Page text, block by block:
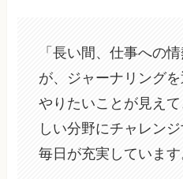
「長い間、仕事への
が、ジャーナリング
やりたいことが見え
しい分野にチャレンジ
毎日が充実しています